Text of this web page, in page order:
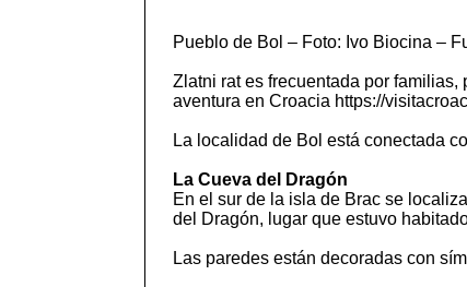
Pueblo de Bol – Foto: Ivo Biocina –
Zlatni rat es frecuentada por
aventura en Croacia https://
La localidad de Bol está conectada
La Cueva del Dragón
En el sur de la isla de Brac se
del Dragón, lugar que estuvo
Las paredes están decoradas con